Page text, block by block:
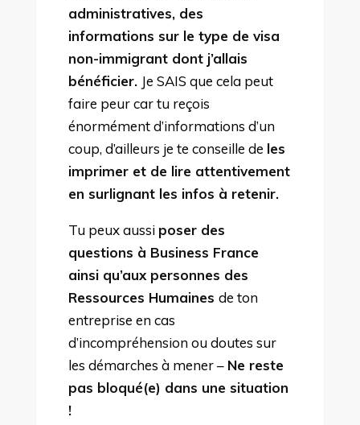
administratives, des
informations sur le type de visa
non-immigrant dont j’allais
bénéficier. Je SAIS que cela peut
faire peur car tu reçois
énormément d’informations d’un
coup, d’ailleurs je te conseille de les
imprimer et de lire attentivement
en surlignant les infos à retenir.
Tu peux aussi poser des
questions à Business France
ainsi qu’aux personnes des
Ressources Humaines de ton
entreprise en cas
d’incompréhension ou doutes sur
les démarches à mener – Ne reste
pas bloqué(e) dans une situation
!